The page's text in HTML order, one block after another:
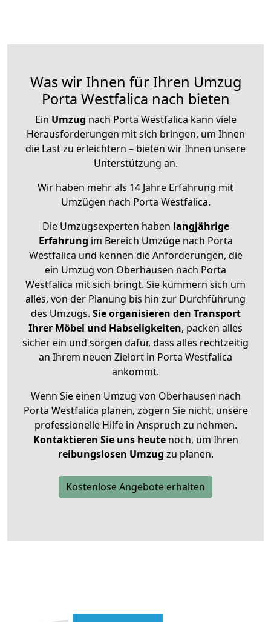
Was wir Ihnen für Ihren Umzug
Porta Westfalica nach bieten
Ein Umzug nach Porta Westfalica kann viele
Herausforderungen mit sich bringen, um Ihnen
die Last zu erleichtern – bieten wir Ihnen unsere
Unterstützung an.
Wir haben mehr als 14 Jahre Erfahrung mit
Umzügen nach Porta Westfalica.
Die Umzugsexperten haben langjährige
Erfahrung im Bereich Umzüge nach Porta
Westfalica und kennen die Anforderungen, die
ein Umzug von Oberhausen nach Porta
Westfalica mit sich bringt. Sie kümmern sich um
alles, von der Planung bis hin zur Durchführung
des Umzugs. Sie organisieren den Transport
Ihrer Möbel und Habseligkeiten, packen alles
sicher ein und sorgen dafür, dass alles rechtzeitig
an Ihrem neuen Zielort in Porta Westfalica
ankommt.
Wenn Sie einen Umzug von Oberhausen nach
Porta Westfalica planen, zögern Sie nicht, unsere
professionelle Hilfe in Anspruch zu nehmen.
Kontaktieren Sie uns heutenoch, um Ihren
reibungslosen Umzug zu planen.
Kostenlose Angebote erhalten